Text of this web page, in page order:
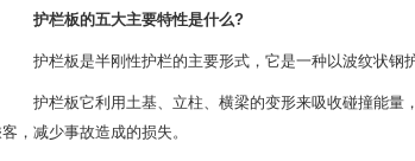
护栏板的五大主要特性是什么?
护栏板是半刚性护栏的主要形式，它是一种以波纹状钢护
护栏板它利用土基、立柱、横梁的变形来吸收碰撞能量
，减少事故造成的损失。